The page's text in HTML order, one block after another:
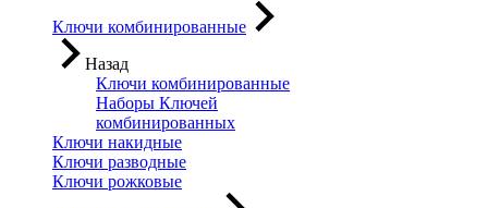
Ключи комбинированные
Назад
Ключи комбинированные
Наборы Ключей
комбинированных
Ключи накидные
Ключи разводные
Ключи рожковые